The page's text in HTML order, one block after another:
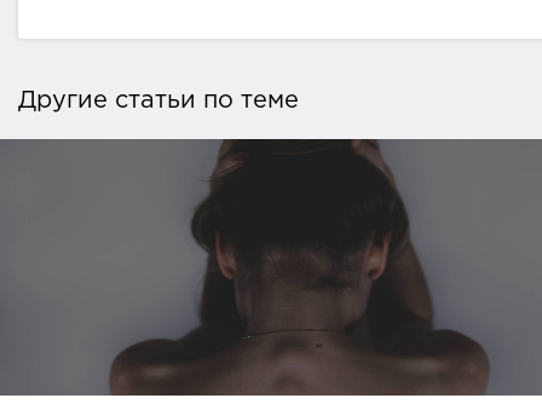
Другие статьи по теме